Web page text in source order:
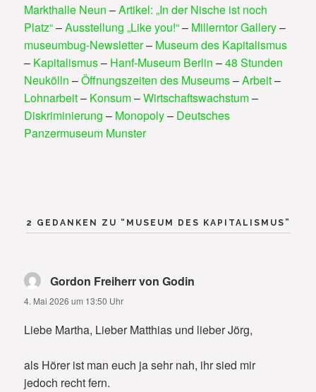
Markthalle Neun –Artikel: „In der Nische ist noch
Platz“–Ausstellung „Like you!“– Millerntor Gallery–
museumbug-Newsletter– Museum des Kapitalismus
– Kapitalismus– Hanf-Museum Berlin –48 Stunden
Neukölln –Öffnungszeiten des Museums–Arbeit–
Lohnarbeit– Konsum–Wirtschaftswachstum–
Diskriminierung – Monopoly– Deutsches
Panzermuseum Munster
2 GEDANKEN ZU “ MUSEUM DES KAPITALISMUS ”
Gordon Freiherr von Godin
4. Mai 2026 um 13:50 Uhr
Liebe Martha, Lieber Matthias und lieber Jörg,
als Hörer ist man euch ja sehr nah, ihr sied mir
jedoch recht fern.